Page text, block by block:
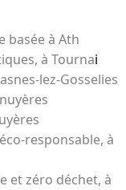
basée à Ath
à Tournai
lez-Gosselies
responsable, à
et zéro déchet, à